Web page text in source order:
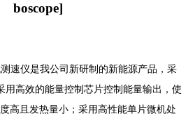
boscope]
速仪是我公司新研制的新能源产品，采
用高效的能量控制芯片控制能量输出，使
高且发热量小；采用高性能单片微机处